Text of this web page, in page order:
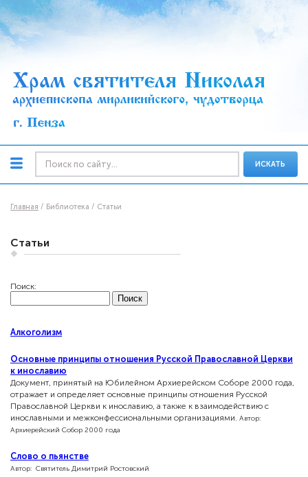
ИСКАТЬ
Главная Библиотека Статьи
Статьи
Поиск:
Алкоголизм
Основные принципы отношения Русской Православной Церкви
к инославию
Документ, принятый на Юбилейном Архиерейском Соборе 2000 года,
отражает и определяет основные принципы отношения Русской
Православной Церкви к инославию, а также к взаимодействию с
инославными и межконфессиональными организациями. Автор:
Архиерейский Собор 2000 года
Слово о пьянстве
Автор: Святитель Димитрий Ростовский